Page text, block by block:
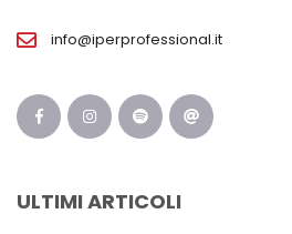
info@iperprofessional.it
ULTIMI ARTICOLI